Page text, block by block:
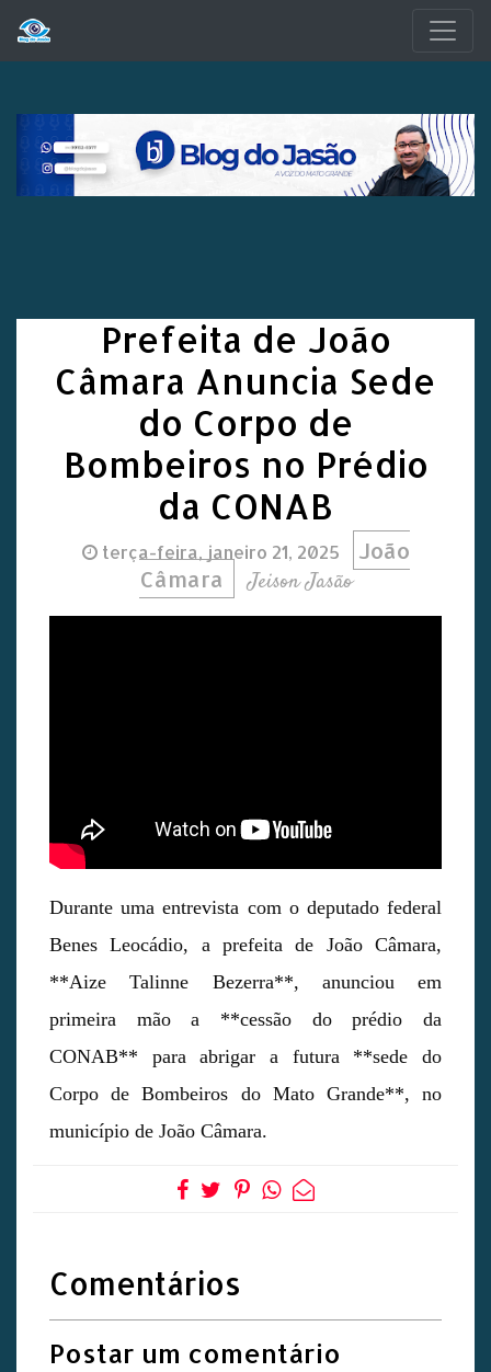
Prefeita de João
Câmara Anuncia Sede
do Corpo de
Bombeiros no Prédio
da CONAB
terça-feira, janeiro 21, 2025
João
Câmara
Jeison Jasão
Durante uma entrevista com o deputado federal
Benes Leocádio, a prefeita de João Câmara,
**Aize Talinne Bezerra**, anunciou em
primeira mão a **cessão do prédio da
CONAB** para abrigar a futura **sede do
Corpo de Bombeiros do Mato Grande**, no
município de João Câmara.
Comentários
Postar um comentário